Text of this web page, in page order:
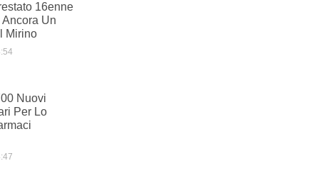
16enne
Un
Mirino
Nuovi
Per Lo